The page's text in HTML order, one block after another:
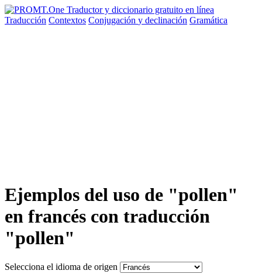
Traducción Contextos Conjugación y declinación Gramática
Ejemplos del uso de "pollen"
en francés con traducción
"pollen"
Selecciona el idioma de origen